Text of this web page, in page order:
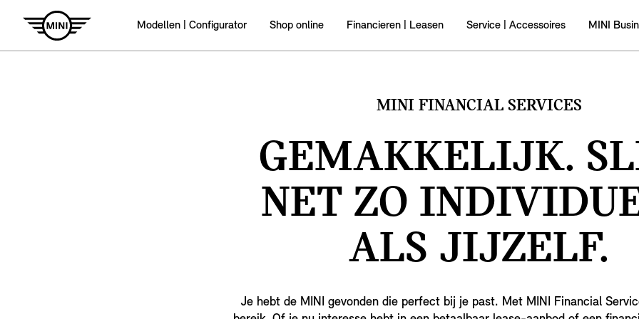
Modellen | Configurator Shop online Financieren | Leasen Service | Accessoires MINI
MINI FINANCIAL SERVICES
GEMAKKELIJK.
NET ZO
ALS JIJZELF.
Je hebt de MINI gevonden die perfect bij je past. Met MINI Financial